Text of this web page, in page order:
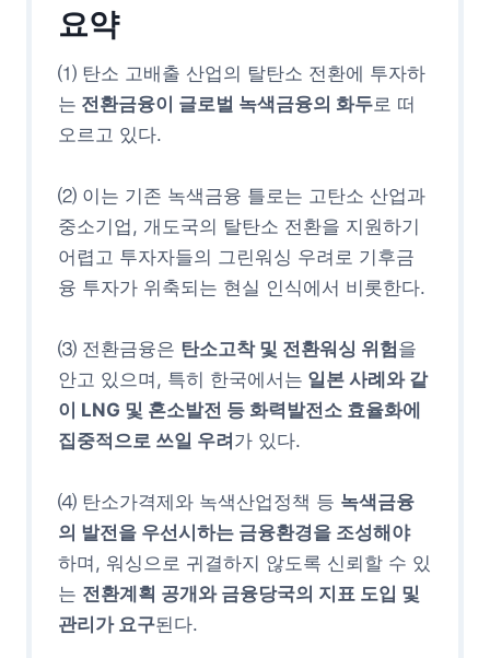
요약
⑴ 탄소 고배출 산업의 탈탄소 전환에 투자하
는 전환금융이 글로벌 녹색금융의 화두로 떠
오르고 있다.
⑵ 이는 기존 녹색금융 틀로는 고탄소 산업과
중소기업, 개도국의 탈탄소 전환을 지원하기
어렵고 투자자들의 그린워싱 우려로 기후금
융 투자가 위축되는 현실 인식에서 비롯한다.
⑶ 전환금융은 탄소고착 및 전환워싱 위험을
안고 있으며, 특히 한국에서는 일본 사례와 같
이 LNG 및 혼소발전 등 화력발전소 효율화에
집중적으로 쓰일 우려 가 있다.
⑷ 탄소가격제와 녹색산업정책 등 녹색금융
의 발전을 우선시하는 금융환경을 조성해야
하며, 워싱으로 귀결하지 않도록 신뢰할 수 있
는 전환계획 공개와 금융당국의 지표 도입 및
관리가 요구된다.